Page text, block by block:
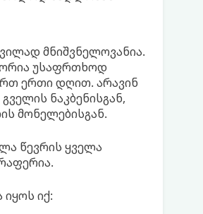
მნიშვნელოვანია.
უსაფრთხოდ
ერთი დღით. არავინ
ნაკბენისგან,
მონელებისგან.
წევრის ყველა
იქ: